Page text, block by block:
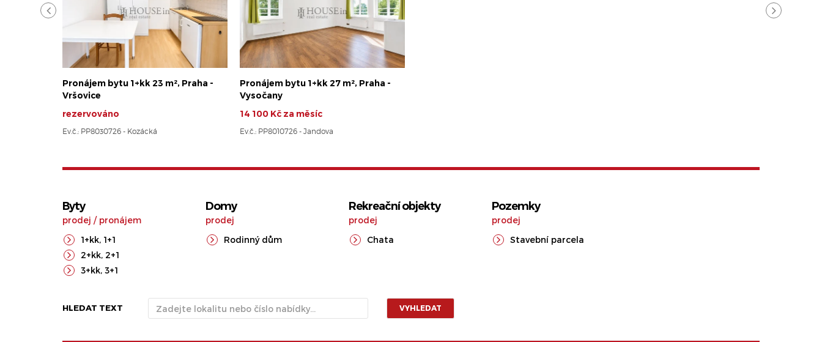
Pronájem bytu 1+kk 23 m², Praha -
Vršovice
rezervováno
Ev.č.: PP8030726 - Kozácká
Pronájem bytu 1+kk 27 m², Praha -
Vysočany
14 100 Kč za měsíc
Ev.č.: PP8010726 - Jandova
Byty
prodej / pronájem
1+kk, 1+1
2+kk, 2+1
3+kk, 3+1
Domy
prodej
Rodinný dům
Rekreační objekty
prodej
Chata
Pozemky
prodej
Stavební parcela
HLEDAT TEXT VYHLEDAT